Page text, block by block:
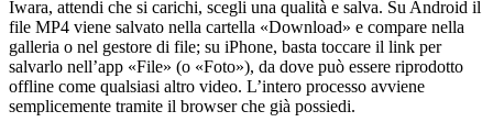
Iwara, attendi che si carichi, scegli una qualità e salva. Su Android il
file MP4 viene salvato nella cartella «Download» e compare nella
galleria o nel gestore di file; su iPhone, basta toccare il link per
salvarlo nell’app «File» (o «Foto»), da dove può essere riprodotto
offline come qualsiasi altro video. L’intero processo avviene
semplicemente tramite il browser che già possiedi.